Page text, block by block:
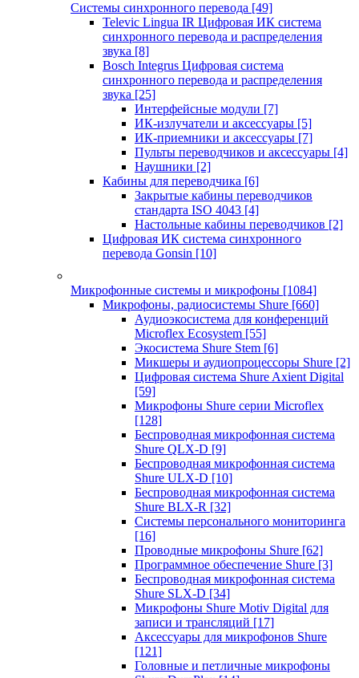
Системы синхронного перевода [49]
Televic Lingua IR Цифровая ИК система
синхронного перевода и распределения
звука [8]
Bosch Integrus Цифровая система
синхронного перевода и распределения
звука [25]
Интерфейсные модули [7]
ИК-излучатели и аксессуары [5]
ИК-приемники и аксессуары [7]
Пульты переводчиков и аксессуары [4]
Наушники [2]
Кабины для переводчика [6]
Закрытые кабины переводчиков
стандарта ISO 4043 [4]
Настольные кабины переводчиков [2]
Цифровая ИК система синхронного
перевода Gonsin [10]
Микрофонные системы и микрофоны [1084]
Микрофоны, радиосистемы Shure [660]
Аудиоэкосистема для конференций
Microflex Ecosystem [55]
Экосистема Shure Stem [6]
Микшеры и аудиопроцессоры Shure [2]
Цифровая система Shure Axient Digital
[59]
Микрофоны Shure серии Microflex
[128]
Беспроводная микрофонная система
Shure QLX-D [9]
Беспроводная микрофонная система
Shure ULX-D [10]
Беспроводная микрофонная система
Shure BLX-R [32]
Системы персонального мониторинга
[16]
Проводные микрофоны Shure [62]
Программное обеспечение Shure [3]
Беспроводная микрофонная система
Shure SLX-D [34]
Микрофоны Shure Motiv Digital для
записи и трансляций [17]
Аксессуары для микрофонов Shure
[121]
Головные и петличные микрофоны